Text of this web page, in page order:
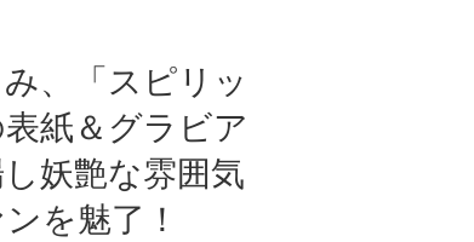
、「スピリッ
紙＆グラビア
妖艶な雰囲気
を魅了！